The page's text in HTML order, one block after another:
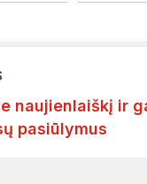
naujienlaiškį ir
pasiūlymus